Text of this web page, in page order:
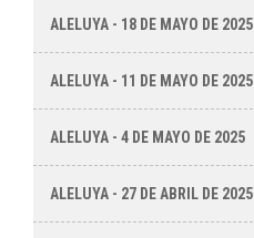
ALELUYA - 18 DE MAYO DE 2025
ALELUYA - 11 DE MAYO DE 2025
ALELUYA - 4 DE MAYO DE 2025
ALELUYA - 27 DE ABRIL DE 2025